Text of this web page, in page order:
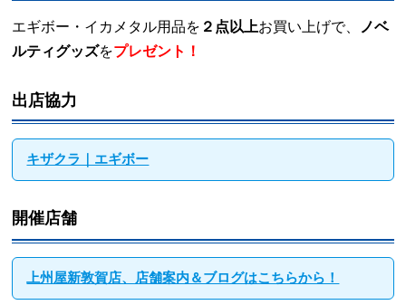
エギボー・イカメタル用品を ２点以上お買い上げで、
ノベ
ルティグッズをプレゼント！
出店協力
キザクラ｜エギボー
開催店舗
上州屋新敦賀店、店舗案内＆ブログはこちらから！